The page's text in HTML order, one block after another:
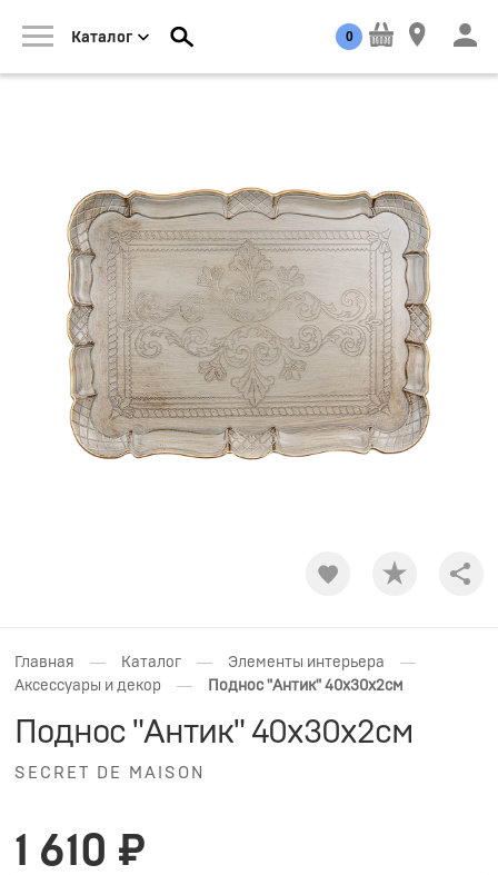
Каталог 0
Главная — Каталог — Элементы интерьера —
Аксессуары и декор — Поднос "Антик" 40x30х2см
Поднос "Антик" 40x30х2см
SECRET DE MAISON
1 610 ₽